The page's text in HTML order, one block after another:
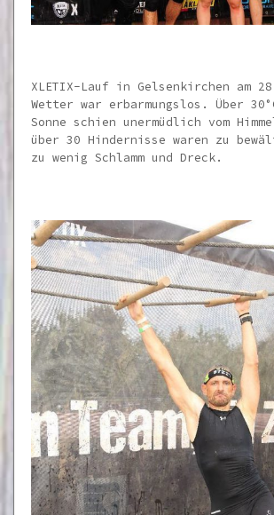
XLETIX-Lauf in Gelsenkirchen am
Wetter war erbarmungslos. Über
Sonne schien unermüdlich vom
über 30 Hindernisse waren zu
zu wenig Schlamm und Dreck.